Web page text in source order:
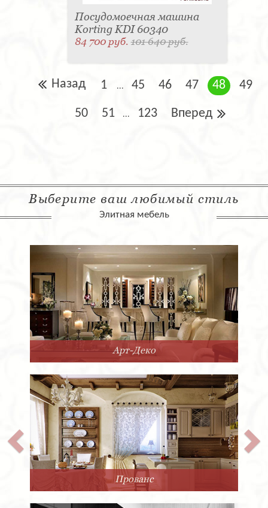
Посудомоечная машина
Korting KDI 60340
84 700 руб.101 640 руб.
Назад 1 ... 45 46 47 48 49
50 51 ... 123 Вперед
Выберите ваш любимый стиль
Элитная мебель
Арт-Деко
Прованс